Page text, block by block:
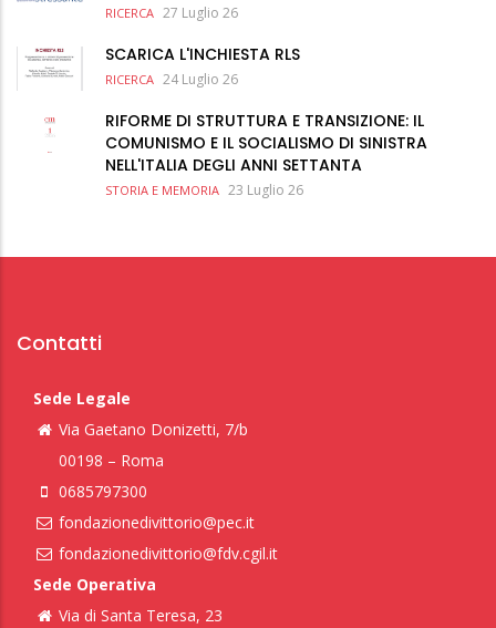
RICERCA 27 Luglio 26
SCARICA L'INCHIESTA RLS
RICERCA 24 Luglio 26
RIFORME DI STRUTTURA E TRANSIZIONE: IL
COMUNISMO E IL SOCIALISMO DI SINISTRA
NELL'ITALIA DEGLI ANNI SETTANTA
STORIA E MEMORIA 23 Luglio 26
Contatti
Sede Legale
Via Gaetano Donizetti, 7/b
00198 – Roma
0685797300
fondazionedivittorio@pec.it
fondazionedivittorio@fdv.cgil.it
Sede Operativa
Via di Santa Teresa, 23